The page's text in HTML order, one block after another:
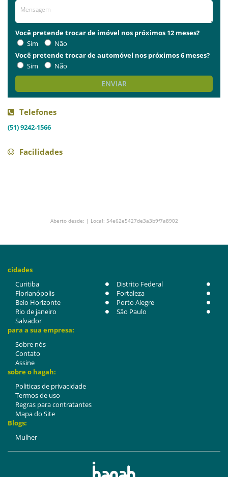
Você pretende trocar de imóvel nos próximos 12 meses?
Sim
Não
Você pretende trocar de automóvel nos próximos 6 meses?
Sim
Não
ENVIAR
Telefones
(51) 9242-1566
Facilidades
Aberto desde: | Local: 54e62e5427de3a3b9f7a8902
cidades
Curitiba
Distrito Federal
Florianópolis
Fortaleza
Belo Horizonte
Porto Alegre
Rio de janeiro
São Paulo
Salvador
para a sua empresa:
Sobre nós
Contato
Assine
sobre o hagah:
Politicas de privacidade
Termos de uso
Regras para contratantes
Mapa do Site
Blogs:
Mulher